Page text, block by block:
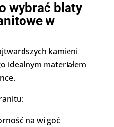
wybrać blaty
w
kamieni
idealnym materiałem
na wilgoć